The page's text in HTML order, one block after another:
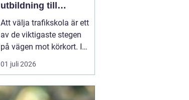
utbildning till
körkortet
Att välja trafikskola är ett
av de viktigaste stegen
på vägen mot körkort. I
Borlänge finns flera
alternativ, men
kan vara stora. Den som
01 juli 2026